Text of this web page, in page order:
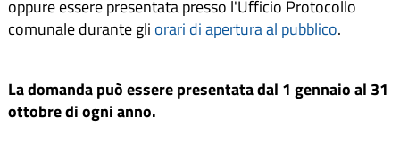
oppure essere presentata presso l'Ufficio Protocollo
comunale durante gli orari di apertura al pubblico.
La domanda può essere presentata dal 1 gennaio al 31
ottobre di ogni anno.